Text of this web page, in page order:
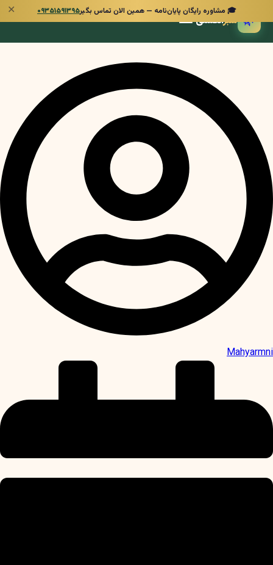
🎓 مشاوره رایگان پایان‌نامه — همین الان تماس بگیر۰۹۳۵۱۵۹۱۳۹۵ ✕
🌿 سبزانگشتی
Mahyarmni